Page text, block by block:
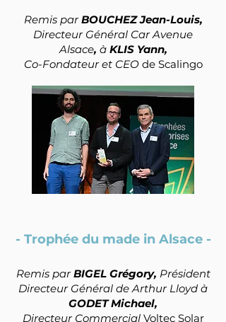
Remis parBOUCHEZ Jean-Louis,
Directeur Général Car Avenue
Alsace, à KLIS Yann,
Co-Fondateur et CEOde Scalingo
- Trophée du made in Alsace -
Remis parBIGEL Grégory, Président
Directeur Général de Arthur Lloyd à
GODET Michael,
Directeur CommercialVoltec Solar